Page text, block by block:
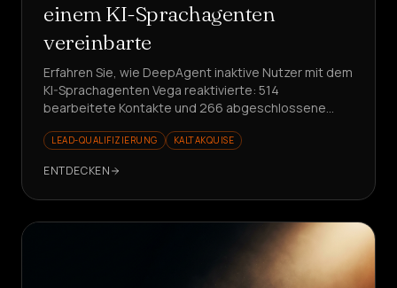
einem KI-Sprachagenten
vereinbarte
Erfahren Sie, wie DeepAgent inaktive Nutzer mit dem
KI-Sprachagenten Vega reaktivierte: 514
bearbeitete Kontakte und 266 abgeschlossene
Terminen und strukturierten Produkteinblicken.
LEAD-QUALIFIZIERUNG KALTAKQUISE
ENTDECKEN